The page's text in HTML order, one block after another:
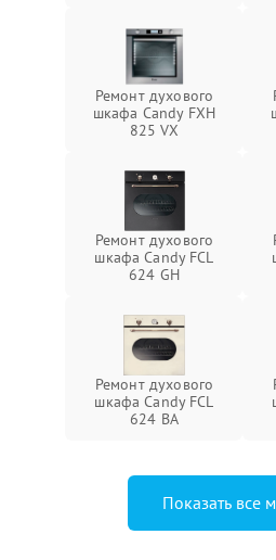
Ремонт духового
шкафа Candy FXH
825 VX
Ремонт духового
шкафа Candy FCL
624 GH
Ремонт духового
шкафа Candy FCL
624 BA
Показать все